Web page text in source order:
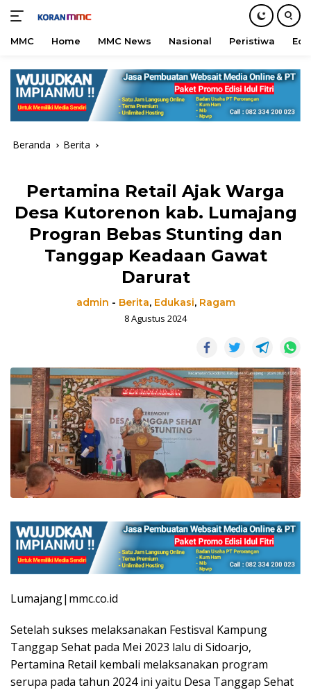
konten
MMC Home MMC News Nasional Peristiwa
Beranda Berita
Pertamina Retail Ajak Warga
Desa Kutorenon kab. Lumajang
Progran Bebas Stunting dan
Tanggap Keadaan Gawat
Darurat
admin - Berita, Edukasi, Ragam
8 Agustus 2024
Lumajang|mmc.co.id
Setelah sukses melaksanakan Festisval Kampung
Tanggap Sehat pada Mei 2023 lalu di Sidoarjo,
Pertamina Retail kembali melaksanakan program
serupa pada tahun 2024 ini yaitu Desa Tanggap Sehat